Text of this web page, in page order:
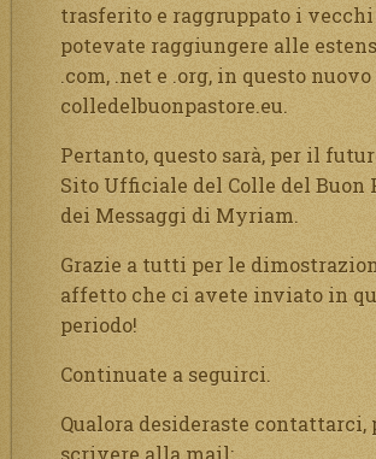
trasferito e raggruppato i
potevate raggiungere alle
.com, .net e .org, in questo
colledelbuonpastore.eu.
Pertanto, questo sarà, per il
Sito Ufficiale del Colle del Buon
dei Messaggi di Myriam.
Grazie a tutti per le
affetto che ci avete inviato in
periodo!
Continuate a seguirci.
Qualora desideraste contattarci,
scrivere alla mail: